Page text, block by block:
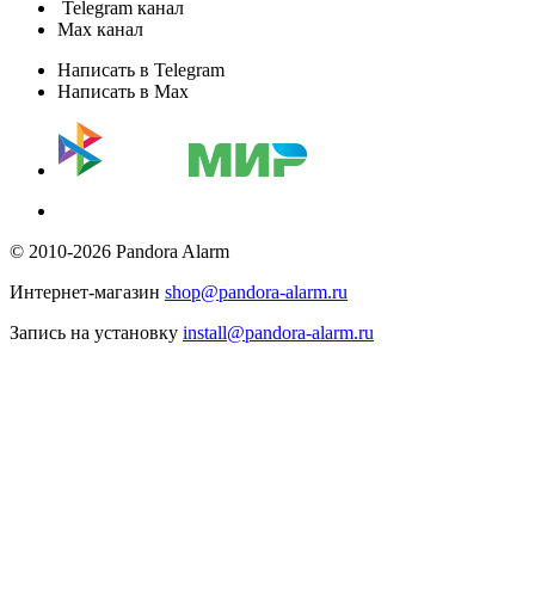
Telegram канал
Max канал
Написать в Telegram
Написать в Max
© 2010-2026 Pandora Alarm
Интернет-магазин shop@pandora-alarm.ru
Запись на установку install@pandora-alarm.ru